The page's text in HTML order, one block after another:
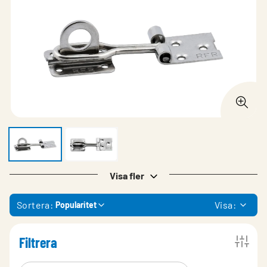
Visa fler
Sortera: Popularitet Visa:
Filtrera